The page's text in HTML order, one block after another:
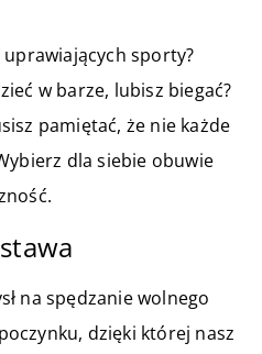
sporty?
w barze, lubisz biegać?
pamiętać, że nie każde
dla siebie obuwie
na spędzanie wolnego
dzięki której nasz